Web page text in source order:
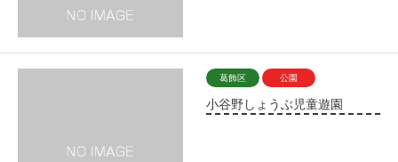
葛飾区 公園
小谷野しょうぶ児童遊園